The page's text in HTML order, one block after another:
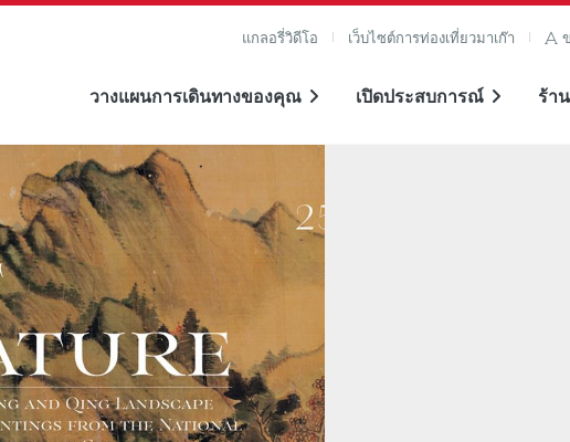
แกลอรี่วิดีโอ เว็บไซต์การท่องเที่ยวมาเก๊า
วางแผนการเดินทางของคุณ เปิดประสบการณ์ ร้า